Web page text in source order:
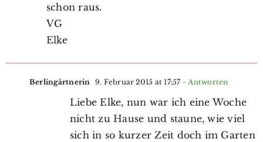
schon raus.
VG
Elke
Berlingärtnerin 9. Februar 2015 at 17:57 - Antworten
Liebe Elke, nun war ich eine Woche
nicht zu Hause und staune, wie viel
sich in so kurzer Zeit doch im Garten